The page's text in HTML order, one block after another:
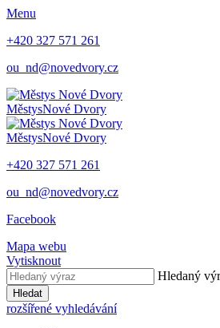
Menu
+420 327 571 261
ou_nd@novedvory.cz
MěstysNové Dvory
MěstysNové Dvory
+420 327 571 261
ou_nd@novedvory.cz
Facebook
Mapa webu
Vytisknout
Hledaný
Hledat
rozšířené vyhledávání